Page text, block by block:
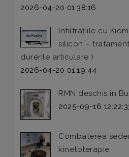
2026-04-20 01:38:16
Infiltrațiile cu
silicon –
durerile articulare )
2026-04-20 01:19:44
RMN deschis în
2025-09-16
Combaterea
kinetoterapie